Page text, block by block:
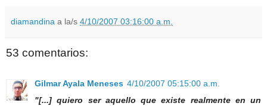
diamandina a la/s 4/10/2007 03:16:00 a.m.
53 comentarios:
Gilmar Ayala Meneses 4/10/2007 05:15:00 a.m.
"[...] quiero ser aquello que existe realmente en un